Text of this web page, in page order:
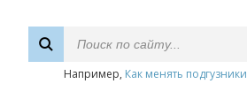
Например, Как менять подгузники